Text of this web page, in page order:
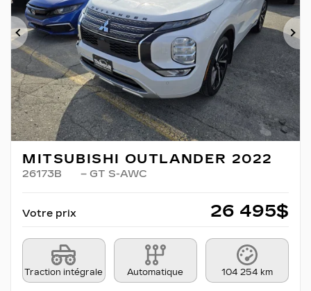
Précédent
MITSUBISHI OUTLANDER 2022
26173B – GT S-AWC
Votre prix 26 495$
Traction intégrale Automatique 104 254 km